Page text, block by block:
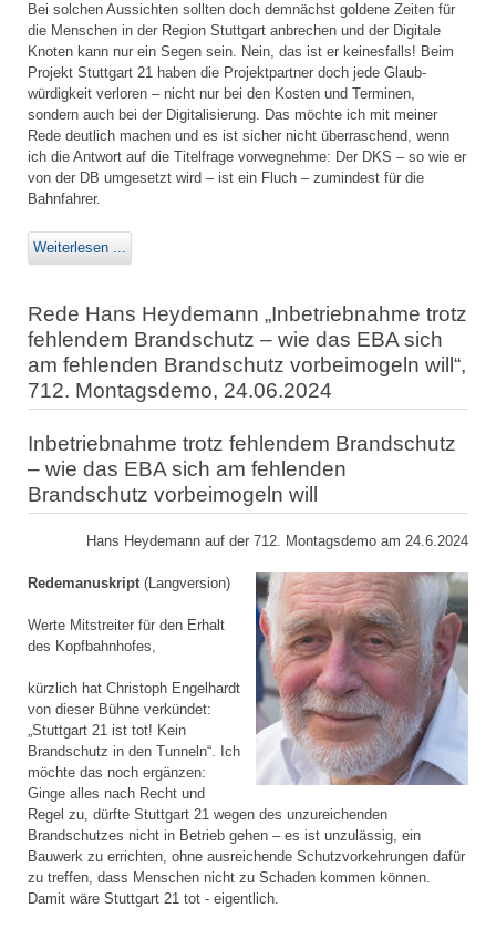
Bei solchen Aussichten sollten doch demnächst goldene Zeiten für
die Menschen in der Region Stuttgart anbrechen und der Digitale
Knoten kann nur ein Segen sein. Nein, das ist er keinesfalls! Beim
Projekt Stuttgart 21 haben die Projektpartner doch jede Glaub­
würdigkeit verloren – nicht nur bei den Kosten und Terminen,
sondern auch bei der Digitalisierung. Das möchte ich mit meiner
Rede deutlich machen und es ist sicher nicht überraschend, wenn
ich die Antwort auf die Titelfrage vorwegnehme: Der DKS – so wie er
von der DB umgesetzt wird – ist ein Fluch – zumindest für die
Bahnfahrer.
Weiterlesen ...
Rede Hans Heydemann „Inbetriebnahme trotz
fehlendem Brandschutz – wie das EBA sich
am fehlenden Brandschutz vorbeimogeln will“,
712. Montagsdemo, 24.06.2024
Inbetriebnahme trotz fehlendem Brandschutz
– wie das EBA sich am fehlenden
Brandschutz vorbeimogeln will
Hans Heydemann auf der 712. Montagsdemo am 24.6.2024
Redemanuskript (Langversion)
Werte Mitstreiter für den Erhalt
des Kopfbahnhofes,
kürzlich hat Christoph Engelhardt
von dieser Bühne verkündet:
„Stuttgart 21 ist tot! Kein
Brandschutz in den Tunneln“. Ich
möchte das noch ergänzen:
Ginge alles nach Recht und
Regel zu, dürfte Stuttgart 21 wegen des unzureichenden
Brandschutzes nicht in Betrieb gehen – es ist unzulässig, ein
Bauwerk zu errichten, ohne ausreichende Schutzvorkehrungen dafür
zu treffen, dass Menschen nicht zu Schaden kommen können.
Damit wäre Stuttgart 21 tot - eigentlich.